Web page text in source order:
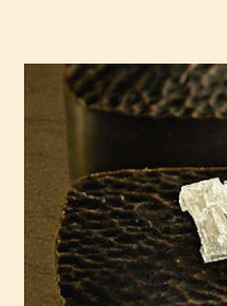
Chocolates
Andes